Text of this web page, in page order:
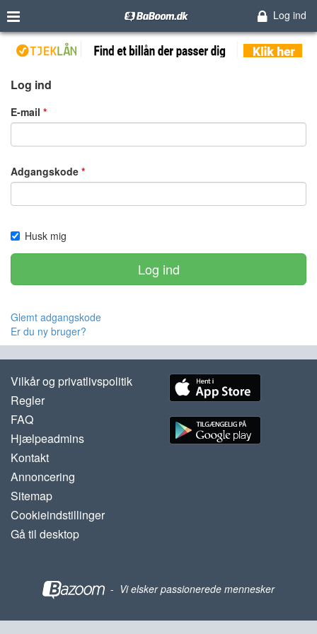
Log ind
Log ind
E-mail
Adgangskode
Husk mig
Log ind
Glemt adgangskode
Er du ny bruger?
Vilkår og privatlivspolitik
Regler
FAQ
Hjælpeadmins
Kontakt
Annoncering
Sitemap
Cookieindstillinger
Gå til desktop
- Vi elsker passionerede mennesker